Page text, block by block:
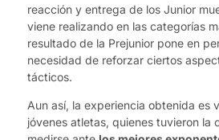
reacción y entrega de los Junior
viene realizando en las categorías
resultado de la Prejunior pone en
necesidad de reforzar ciertos
tácticos.
Aun así, la experiencia obtenida es
jóvenes atletas, quienes tuvieron la